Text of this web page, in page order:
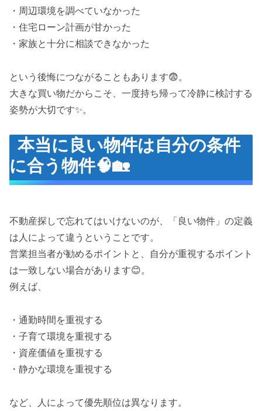
・周辺環境を調べていなかった
・住宅ローン計画が甘かった
・家族と十分に相談できなかった
という後悔につながることもあります😨。
大きな買い物だからこそ、一度持ち帰って冷静に検討する
姿勢が大切です✨。
本当に良い物件は自分の条件
に合う物件🧠🏡
不動産探しで忘れてはいけないのが、「良い物件」の定義
は人によって違うということです。
営業担当者が勧めるポイントと、自分が重視するポイント
は一致しない場合があります😊。
例えば、
・通勤時間を重視する
・子育て環境を重視する
・資産価値を重視する
・静かな環境を重視する
など、人によって優先順位は異なります。